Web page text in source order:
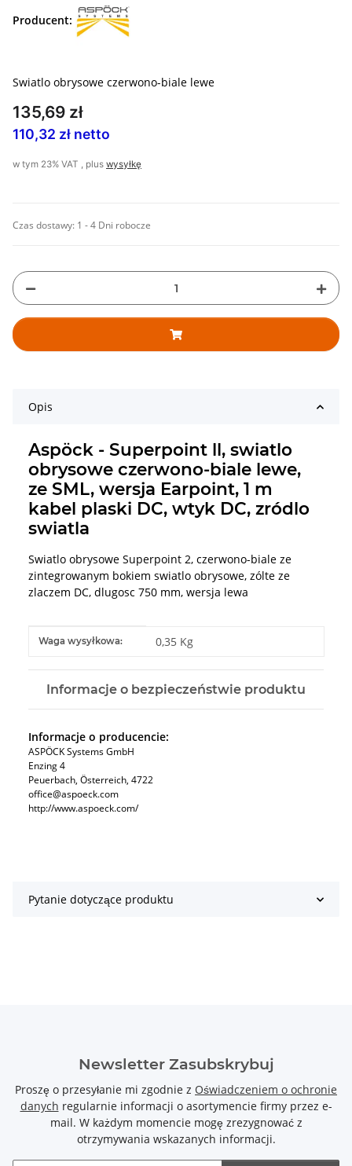
Producent:
Swiatlo obrysowe czerwono-biale lewe
135,69 zł
110,32 zł netto
w tym 23% VAT , plus wysyłkę
Czas dostawy: 1 - 4 Dni robocze
Opis
Aspöck - Superpoint ll, swiatlo
obrysowe czerwono-biale lewe,
ze SML, wersja Earpoint, 1 m
kabel plaski DC, wtyk DC, zródlo
swiatla
Swiatlo obrysowe Superpoint 2, czerwono-biale ze
zintegrowanym bokiem swiatlo obrysowe, zólte ze
zlaczem DC, dlugosc 750 mm, wersja lewa
#productDetails.itemInformation#
#productDetails.itemValue#
Waga wysyłkowa: 0,35 Kg
Informacje o bezpieczeństwie produktu
Informacje o producencie:
ASPÖCK Systems GmbH
Enzing 4
Peuerbach, Österreich, 4722
office@aspoeck.com
http://www.aspoeck.com/
Pytanie dotyczące produktu
Newsletter Zasubskrybuj
Proszę o przesyłanie mi zgodnie z Oświadczeniem o ochronie
danych regularnie informacji o asortymencie firmy przez e-
mail. W każdym momencie mogę zrezygnować z
otrzymywania wskazanych informacji.